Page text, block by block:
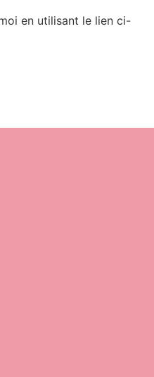
en utilisant le lien ci-